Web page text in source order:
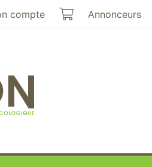
compte Mon panier
Annonceurs